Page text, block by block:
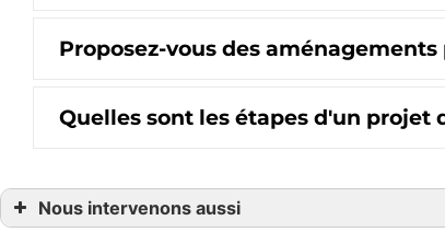
Proposez-vous des
Quelles sont les étapes d'un projet
Nous intervenons aussi